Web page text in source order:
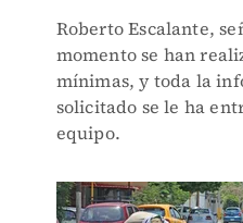
Roberto Escalante,
momento se han
mínimas, y toda la
solicitado se le ha
equipo.